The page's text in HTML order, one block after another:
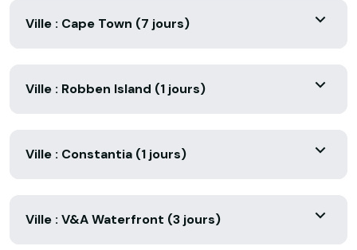
Ville : Cape Town (7 jours)
Ville : Robben Island (1 jours)
Ville : Constantia (1 jours)
Ville : V&A Waterfront (3 jours)